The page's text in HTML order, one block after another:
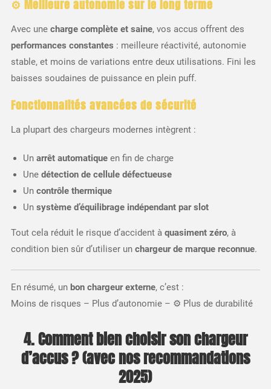
⚙️ Meilleure autonomie sur le long terme
Avec une charge complète et saine, vos accus offrent des
performances constantes : meilleure réactivité, autonomie
stable, et moins de variations entre deux utilisations. Fini les
baisses soudaines de puissance en plein puff.
Fonctionnalités avancées de sécurité
La plupart des chargeurs modernes intègrent :
Un arrêt automatiqueen fin de charge
Une détection de cellule défectueuse
Un contrôle thermique
Un système d’équilibrage indépendant par slot
Tout cela réduit le risque d’accident à quasiment zéro, à
condition bien sûr d’utiliser un chargeur de marque reconnue.
En résumé, un bon chargeur externe, c’est :
Moins de risques – Plus d’autonomie – ⚙️ Plus de durabilité
4. Comment bien choisir son chargeur
d’accus ? (avec nos recommandations
2025)